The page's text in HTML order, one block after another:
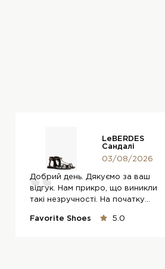
LeBERDES
Сандалі
03/08/2026
Добрий день. Дякуємо за ваш
відгук. Нам прикро, що виникли
такі незручності. На початку
Favorite Shoes
5.0